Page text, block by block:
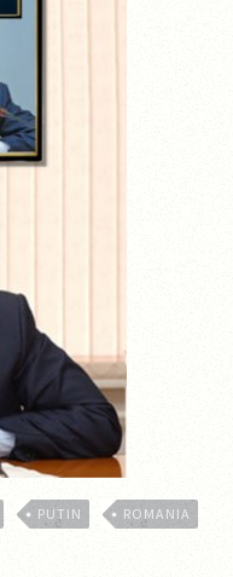
PUTIN ROMANIA